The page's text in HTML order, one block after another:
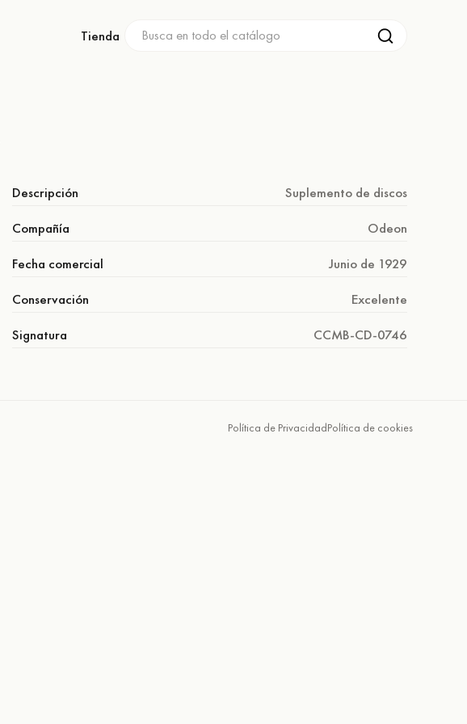
Tienda
Descripción
Suplemento de discos
Compañía
Odeon
Fecha comercial
Junio de 1929
Conservación
Excelente
Signatura
CCMB-CD-0746
Política de PrivacidadPolítica de cookies